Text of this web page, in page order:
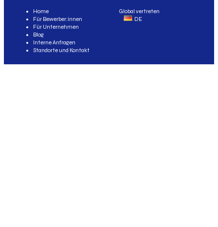
Global vertreten
DE
Home
Für Bewerber:innen
Für Unternehmen
Blog
Interne Anfragen
Standorte und Kontakt